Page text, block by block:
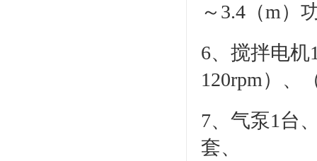
～3.4（m）
6、搅拌电机
120rpm）、
7、气泵1台
套、